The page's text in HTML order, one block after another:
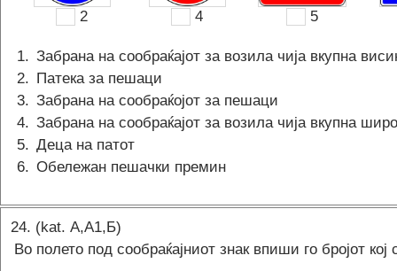
2 4 5
1. Забрана на сообраќајот за возила чија вкупна
2. Патека за пешаци
3. Забрана на сообраќојот за пешаци
4. Забрана на сообраќајот за возила чија вкупна
5. Деца на патот
6. Обележан пешачки премин
24. (kat. А,A1,Б)
Во полето под сообраќајниот знак впиши го бројот